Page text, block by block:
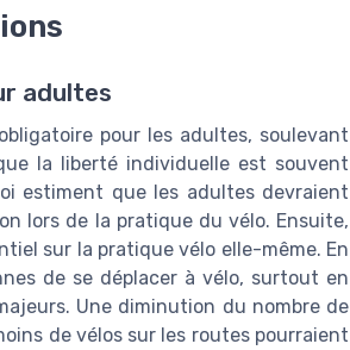
adultes
pour les adultes, soulevant
la liberté individuelle est souvent
estiment que les adultes devraient
lors de la pratique du vélo. Ensuite,
sur la pratique vélo elle-même. En
de se déplacer à vélo, surtout en
Une diminution du nombre de
de vélos sur les routes pourraient